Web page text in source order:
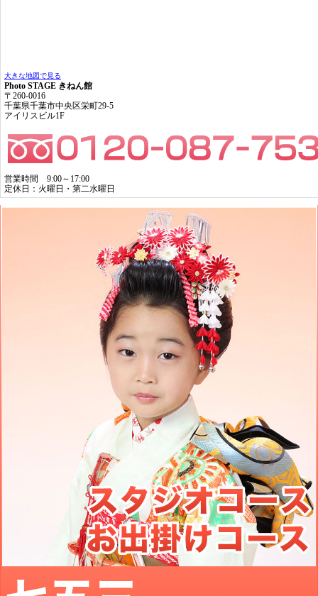
大きな地図で見る
Photo STAGE きねん館
〒260-0016
千葉県千葉市中央区栄町29-5
アイリスビル1F
営業時間 9:00～17:00
定休日：火曜日・第二水曜日